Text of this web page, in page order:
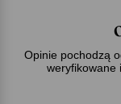
Opinie pochodzą
weryfikowane